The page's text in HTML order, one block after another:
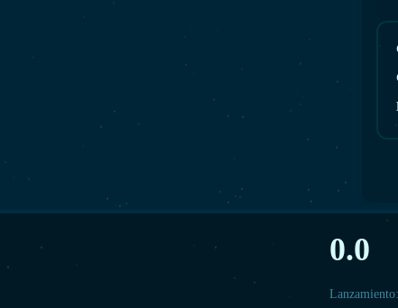
0.0
Lanzamiento: